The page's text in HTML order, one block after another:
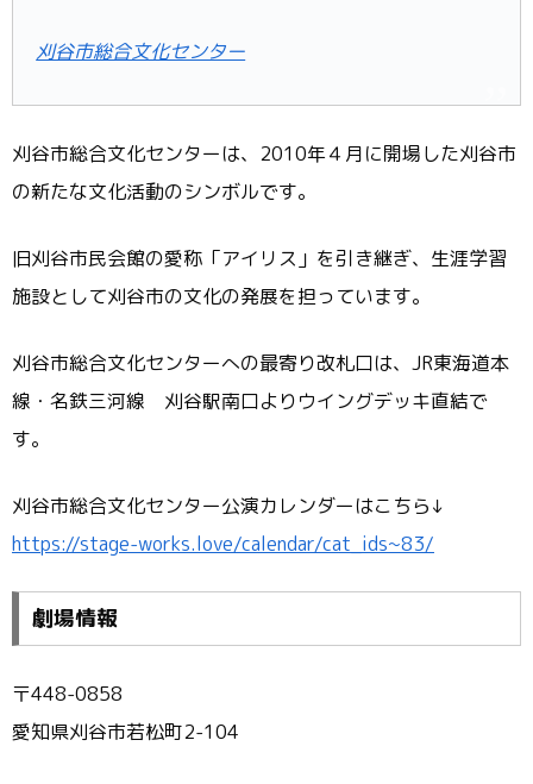
刈谷市総合文化センター
刈谷市総合文化センターは、2010年４月に開場した刈谷市
の新たな文化活動のシンボルです。
旧刈谷市民会館の愛称「アイリス」を引き継ぎ、生涯学習
施設として刈谷市の文化の発展を担っています。
刈谷市総合文化センターへの最寄り改札口は、JR東海道本
線・名鉄三河線 刈谷駅南口よりウイングデッキ直結で
す。
刈谷市総合文化センター公演カレンダーはこちら↓
https://stage-works.love/calendar/cat_ids~83/
劇場情報
〒448-0858
愛知県刈谷市若松町2-104